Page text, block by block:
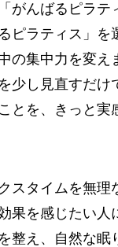
がんばるピラテ
ピラティス」を
の集中力を変え
少し見直すだけ
とを、きっと実
スタイムを無理
果を感じたい人
整え、自然な眠